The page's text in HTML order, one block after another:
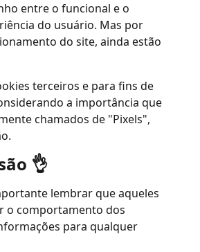
entre o funcional e o
do usuário. Mas por
do site, ainda estão
terceiros e para fins de
a importância que
chamados de "Pixels",
👌
lembrar que aqueles
o comportamento dos
para qualquer